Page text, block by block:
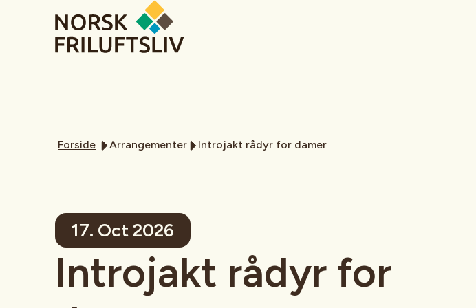
Forside Arrangementer Introjakt rådyr for damer
17. Oct 2026
Introjakt rådyr for